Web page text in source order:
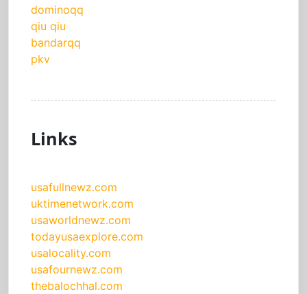
dominoqq
qiu qiu
bandarqq
pkv
Links
usafullnewz.com
uktimenetwork.com
usaworldnewz.com
todayusaexplore.com
usalocality.com
usafournewz.com
thebalochhal.com